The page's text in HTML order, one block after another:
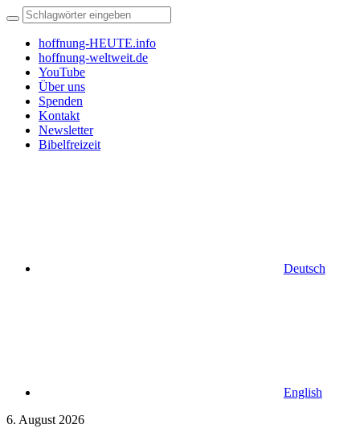
hoffnung-HEUTE.info
hoffnung-weltweit.de
YouTube
Über uns
Spenden
Kontakt
Newsletter
Bibelfreizeit
Deutsch
English
6. August 2026